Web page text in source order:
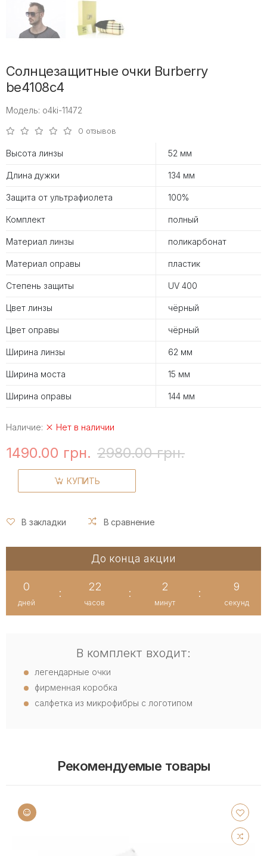
Солнцезащитные очки Burberry
be4108c4
Модель: o4ki-11472
0 отзывов
Высота линзы 52 мм
Длина дужки 134 мм
Защита от ультрафиолета 100%
Комплект полный
Материал линзы поликарбонат
Материал оправы пластик
Степень защиты UV 400
Цвет линзы чёрный
Цвет оправы чёрный
Ширина линзы 62 мм
Ширина моста 15 мм
Ширина оправы 144 мм
Наличие: Нет в наличии
1490.00 грн. 2980.00 грн.
КУПИТЬ
В закладки В сравнение
До конца акции
0
дней
:
22
часов
:
2
минут
:
9
секунд
В комплект входит:
легендарные очки
фирменная коробка
салфетка из микрофибры с логотипом
Рекомендуемые товары